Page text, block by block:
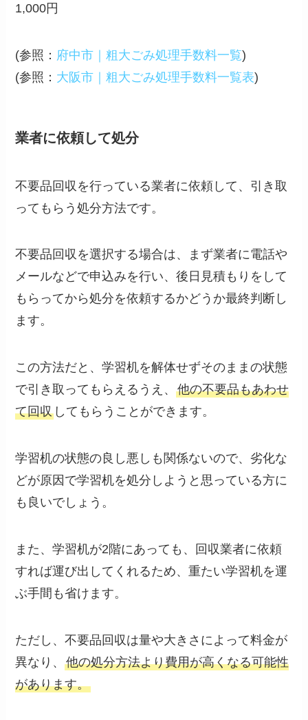
1,000円
(参照： 府中市｜粗大ごみ処理手数料一覧)
(参照： 大阪市｜粗大ごみ処理手数料一覧表)
業者に依頼して処分
不要品回収を行っている業者に依頼して、引き取
ってもらう処分方法です。
不要品回収を選択する場合は、まず業者に電話や
メールなどで申込みを行い、後日見積もりをして
もらってから処分を依頼するかどうか最終判断し
ます。
この方法だと、学習机を解体せずそのままの状態
で引き取ってもらえるうえ、他の不要品もあわせ
て回収 してもらうことができます。
学習机の状態の良し悪しも関係ないので、劣化な
どが原因で学習机を処分しようと思っている方に
も良いでしょう。
また、学習机が2階にあっても、回収業者に依頼
すれば運び出してくれるため、重たい学習机を運
ぶ手間も省けます。
ただし、不要品回収は量や大きさによって料金が
異なり、他の処分方法より費用が高くなる可能性
があります。